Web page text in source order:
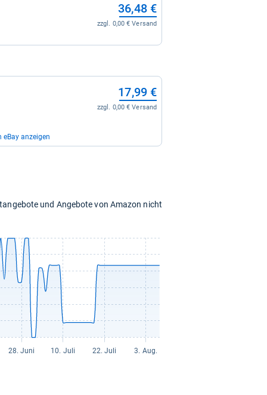
36,48 €
zzgl. 0,00 € Versand
17,99 €
zzgl. 0,00 € Versand
eBay anzeigen
und Angebote von Amazon nicht